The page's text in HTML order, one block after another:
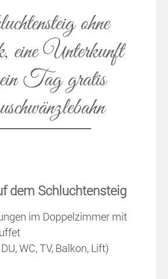
ohne
eine Unterkunft
Tag gratis
dem Schluchtensteig
im Doppelzimmer mit
WC, TV, Balkon, Lift)